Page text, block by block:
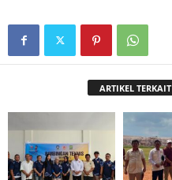
ARTIKEL TERKAIT